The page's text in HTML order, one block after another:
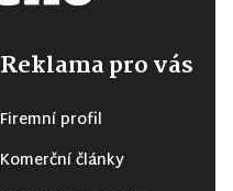
Reklama pro vás
Firemní profil
Komerční články